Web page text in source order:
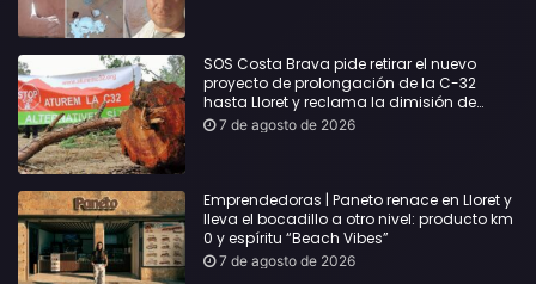
SOS Costa Brava pide retirar el nuevo
proyecto de prolongación de la C-32
hasta Lloret y reclama la dimisión de
Sílvia Paneque
7 de agosto de 2026
Emprendedoras | Paneto renace en Lloret y
lleva el bocadillo a otro nivel: producto km
0 y espíritu “Beach Vibes”
7 de agosto de 2026